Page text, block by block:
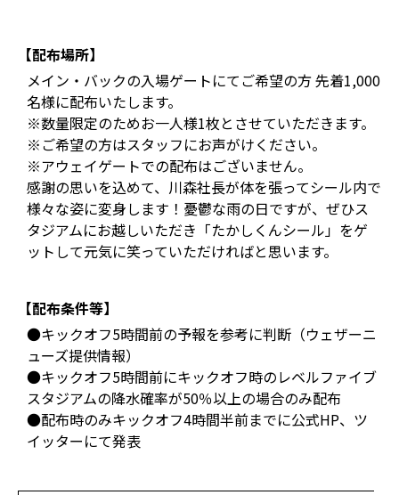
【配布場所】
メイン・バックの入場ゲートにてご希望の方 先着1,000
名様に配布いたします。
※数量限定のためお一人様1枚とさせていただきます。
※ご希望の方はスタッフにお声がけください。
※アウェイゲートでの配布はございません。
感謝の思いを込めて、川森社長が体を張ってシール内で
様々な姿に変身します！憂鬱な雨の日ですが、ぜひス
タジアムにお越しいただき「たかしくんシール」をゲ
ットして元気に笑っていただければと思います。
【配布条件等】
●キックオフ5時間前の予報を参考に判断（ウェザーニ
ューズ提供情報）
●キックオフ5時間前にキックオフ時のレベルファイブ
スタジアムの降水確率が50％以上の場合のみ配布
●配布時のみキックオフ4時間半前までに公式HP、ツ
イッターにて発表